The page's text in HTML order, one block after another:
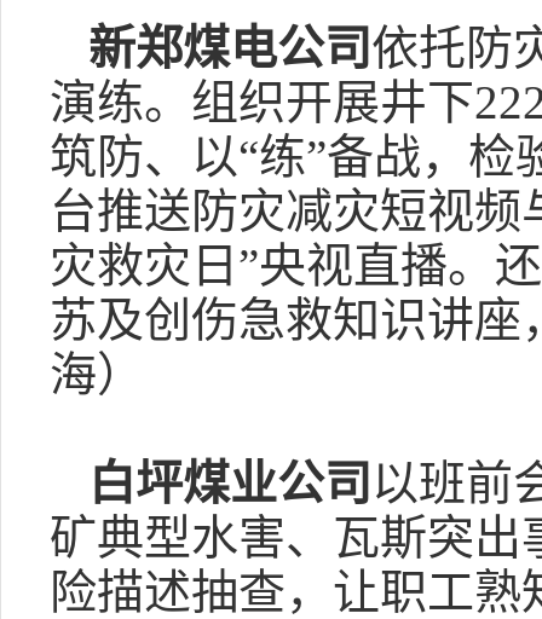
新郑煤电公司依托防
演练。组织开展井下
筑防、以“练”备战，
台推送防灾减灾短视
灾救灾日”央视直播。
苏及创伤急救知识讲
海）
白坪煤业公司 以班前
矿典型水害、瓦斯突出
险描述抽查，让职工